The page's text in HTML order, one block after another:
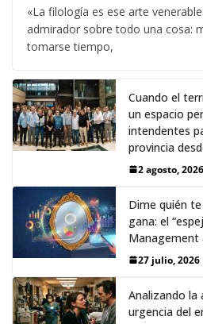
«La filología es ese arte
admirador sobre todo una cosa:
tomarse tiempo,
Cuando el
un espacio
intendentes
provincia
2 agosto, 2026
Dime quién
gana: el
Management
27 julio, 2026
Analizando la
urgencia del